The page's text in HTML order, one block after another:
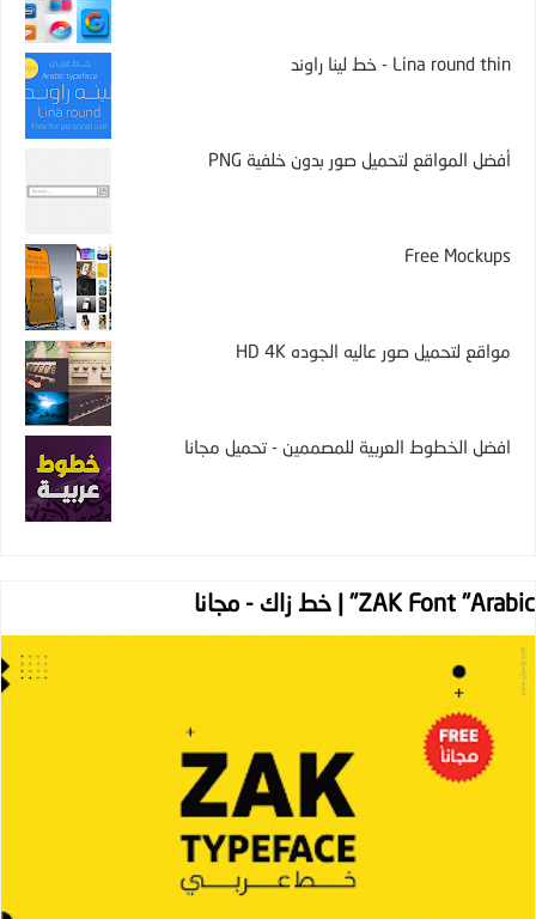
Lina round thin - خط لينا راوند
أفضل المواقع لتحميل صور بدون خلفية PNG
Free Mockups
مواقع لتحميل صور عاليه الجوده HD 4K
افضل الخطوط العربية للمصممين - تحميل مجانا
ZAK Font "Arabic" | خط زاك - مجانا